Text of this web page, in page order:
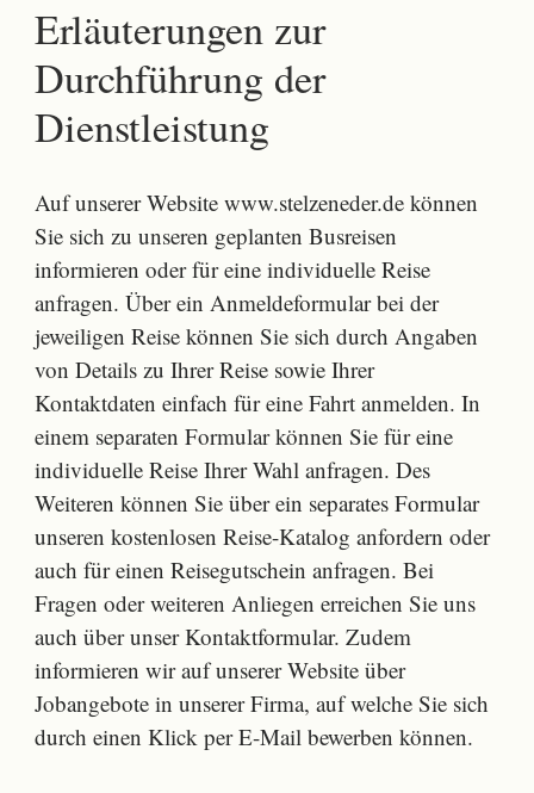
Erläuterungen zur
Durchführung der
Dienstleistung
Auf unserer Website www.stelzeneder.de können
Sie sich zu unseren geplanten Busreisen
informieren oder für eine individuelle Reise
anfragen. Über ein Anmeldeformular bei der
jeweiligen Reise können Sie sich durch Angaben
von Details zu Ihrer Reise sowie Ihrer
Kontaktdaten einfach für eine Fahrt anmelden. In
einem separaten Formular können Sie für eine
individuelle Reise Ihrer Wahl anfragen. Des
Weiteren können Sie über ein separates Formular
unseren kostenlosen Reise-Katalog anfordern oder
auch für einen Reisegutschein anfragen. Bei
Fragen oder weiteren Anliegen erreichen Sie uns
auch über unser Kontaktformular. Zudem
informieren wir auf unserer Website über
Jobangebote in unserer Firma, auf welche Sie sich
durch einen Klick per E-Mail bewerben können.